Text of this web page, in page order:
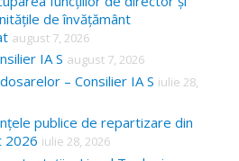
de învățământ
august 7, 2026
IA S august 7, 2026
– Consilier IA S iulie 28,
publice de repartizare din
2026 iulie 28, 2026